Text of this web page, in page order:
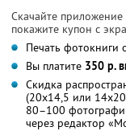
Скачайте
покажите купон с
Печать фотокниги
Вы платите 350 р.
Скидка
(20x14,5 или
80–100
через редактор